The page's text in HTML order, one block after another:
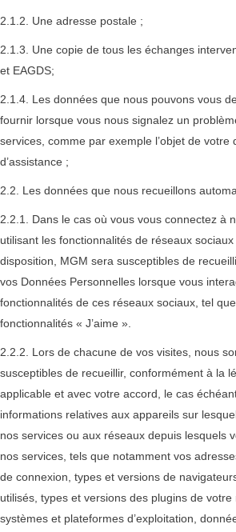
2.1.2. Une adresse postale ;
2.1.3. Une copie de tous les échanges
et EAGDS;
2.1.4. Les données que nous pouvons vous
fournir lorsque vous nous signalez un
services, comme par exemple l’objet de votre
d’assistance ;
2.2. Les données que nous recueillons
2.2.1. Dans le cas où vous vous connectez à
utilisant les fonctionnalités de réseaux
disposition, MGM sera susceptibles de
vos Données Personnelles lorsque vous
fonctionnalités de ces réseaux sociaux, tel
fonctionnalités « J’aime ».
2.2.2. Lors de chacune de vos visites, nous
susceptibles de recueillir, conformément à la
applicable et avec votre accord, le cas
informations relatives aux appareils sur
nos services ou aux réseaux depuis lesquels
nos services, tels que notamment vos
de connexion, types et versions de
utilisés, types et versions des plugins de votre
systèmes et plateformes d’exploitation,